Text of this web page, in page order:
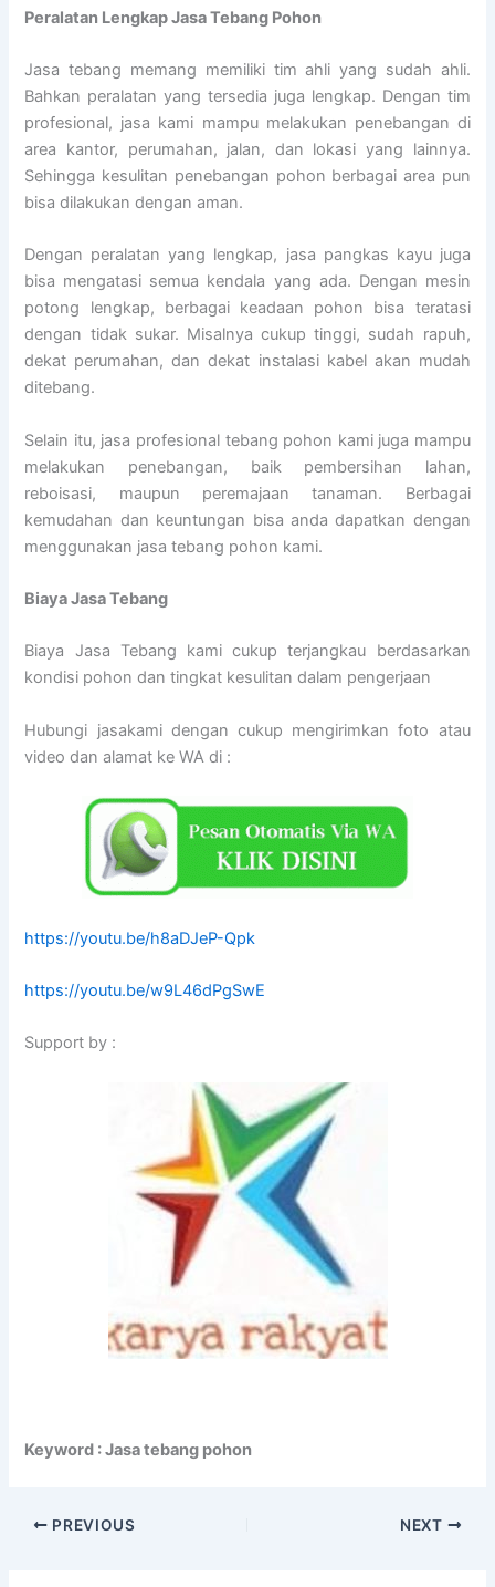
Peralatan Lengkap Jasa Tebang Pohon
Jasa tebang memang memiliki tim ahli yang sudah ahli.
Bahkan peralatan yang tersedia juga lengkap. Dengan tim
profesional, jasa kami mampu melakukan penebangan di
area kantor, perumahan, jalan, dan lokasi yang lainnya.
Sehingga kesulitan penebangan pohon berbagai area pun
bisa dilakukan dengan aman.
Dengan peralatan yang lengkap, jasa pangkas kayu juga
bisa mengatasi semua kendala yang ada. Dengan mesin
potong lengkap, berbagai keadaan pohon bisa teratasi
dengan tidak sukar. Misalnya cukup tinggi, sudah rapuh,
dekat perumahan, dan dekat instalasi kabel akan mudah
ditebang.
Selain itu, jasa profesional tebang pohon kami juga mampu
melakukan penebangan, baik pembersihan lahan,
reboisasi, maupun peremajaan tanaman. Berbagai
kemudahan dan keuntungan bisa anda dapatkan dengan
menggunakan jasa tebang pohon kami.
Biaya Jasa Tebang
Biaya Jasa Tebang kami cukup terjangkau berdasarkan
kondisi pohon dan tingkat kesulitan dalam pengerjaan
Hubungi jasakami dengan cukup mengirimkan foto atau
video dan alamat ke WA di :
https://youtu.be/h8aDJeP-Qpk
https://youtu.be/w9L46dPgSwE
Support by :
Keyword : Jasa tebang pohon
PREVIOUS NEXT